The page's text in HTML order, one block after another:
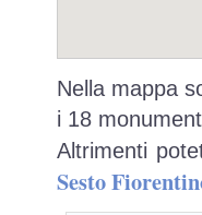
Nella mappa
i 18
Altrimenti
Sesto